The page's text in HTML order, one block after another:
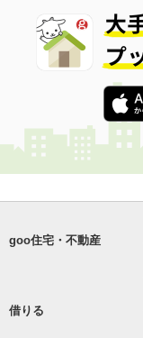
goo住宅・不動産
借りる